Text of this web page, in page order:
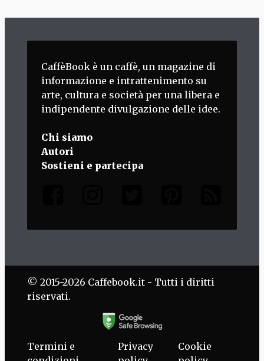
CaffèBook è un caffè, un magazine di
informazione e intrattenimento su
arte, cultura e società per una libera e
indipendente divulgazione delle idee.
Chi siamo
Autori
Sostieni e partecipa
© 2015-2026 Caffebook.it - Tutti i diritti
riservati.
Termini e
Privacy
Cookie